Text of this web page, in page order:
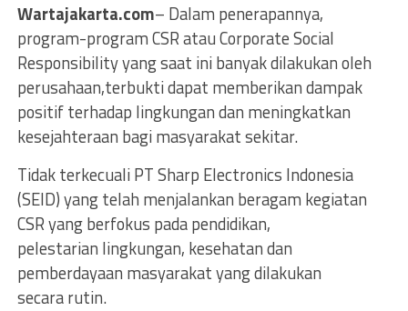
Wartajakarta.com– Dalam penerapannya,
program-program CSR atau Corporate Social
Responsibility yang saat ini banyak dilakukan oleh
perusahaan,terbukti dapat memberikan dampak
positif terhadap lingkungan dan meningkatkan
kesejahteraan bagi masyarakat sekitar.
Tidak terkecuali PT Sharp Electronics Indonesia
(SEID) yang telah menjalankan beragam kegiatan
CSR yang berfokus pada pendidikan,
pelestarian lingkungan, kesehatan dan
pemberdayaan masyarakat yang dilakukan
secara rutin.